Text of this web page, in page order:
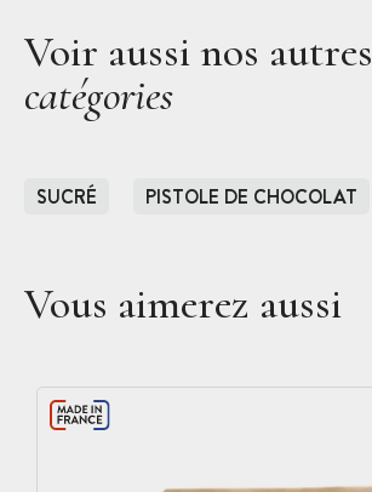
Voir aussi nos autres
catégories
SUCRÉ PISTOLE DE CHOCOLAT
Vous aimerez aussi